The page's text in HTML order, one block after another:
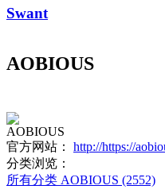
Swant
AOBIOUS
AOBIOUS
官方网站： http://https://
分类浏览：
所有分类 AOBIOUS (2552)